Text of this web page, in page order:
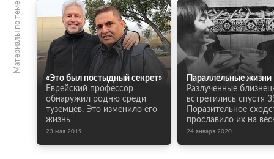
Материалы по теме
«Это был постыдный секрет»
Еврейский профессор
обнаружил родню среди
туземцев. Это изменило его
жизнь
23 мая 2019
Параллельные жизни
Разлученные
встретились спустя
Поразительное
прославило их на
24 января 2020